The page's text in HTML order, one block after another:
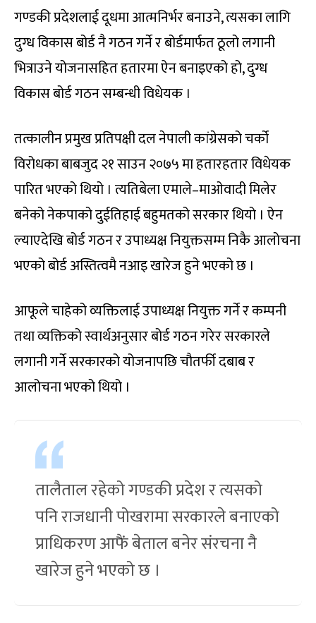
गण्डकी प्रदेशलाई दूधमा आत्मनिर्भर बनाउने, त्यसका लागि
दुग्ध विकास बोर्ड नै गठन गर्ने र बोर्डमार्फत ठूलो लगानी
भित्राउने योजनासहित हतारमा ऐन बनाइएको हो, दुग्ध
विकास बोर्ड गठन सम्बन्धी विधेयक ।
तत्कालीन प्रमुख प्रतिपक्षी दल नेपाली कांग्रेसको चर्को
विरोधका बाबजुद २१ साउन २०७५ मा हतारहतार विधेयक
पारित भएको थियो । त्यतिबेला एमाले–माओवादी मिलेर
बनेको नेकपाको दुईतिहाई बहुमतको सरकार थियो । ऐन
ल्याएदेखि बोर्ड गठन र उपाध्यक्ष नियुक्तसम्म निकै आलोचना
भएको बोर्ड अस्तित्वमै नआइ खारेज हुने भएको छ ।
आफूले चाहेको व्यक्तिलाई उपाध्यक्ष नियुक्त गर्ने र कम्पनी
तथा व्यक्तिको स्वार्थअनुसार बोर्ड गठन गरेर सरकारले
लगानी गर्ने सरकारको योजनापछि चौतर्फी दबाब र
आलोचना भएको थियो ।
तालैताल रहेको गण्डकी प्रदेश र त्यसको
पनि राजधानी पोखरामा सरकारले बनाएको
प्राधिकरण आफैं बेताल बनेर संरचना नै
खारेज हुने भएको छ ।